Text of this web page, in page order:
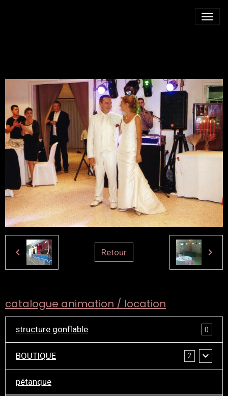
Retour
catalogue animation / location
structure gonflable 0
BOUTIQUE 2
pétanque